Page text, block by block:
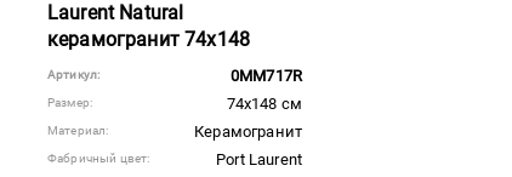
Laurent Natural
керамогранит 74x148
Артикул: 0MM717R
Размер: 74x148 см
Материал: Керамогранит
Фабричный цвет: Port Laurent